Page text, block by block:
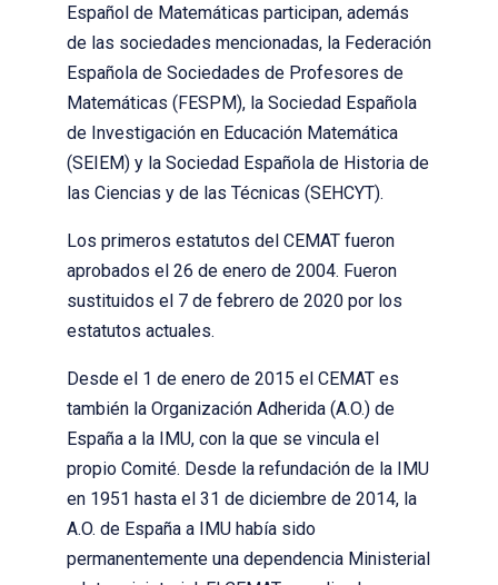
Español de Matemáticas participan, además
de las sociedades mencionadas, la Federación
Española de Sociedades de Profesores de
Matemáticas (FESPM), la Sociedad Española
de Investigación en Educación Matemática
(SEIEM) y la Sociedad Española de Historia de
las Ciencias y de las Técnicas (SEHCYT).
Los primeros estatutos del CEMAT fueron
aprobados el 26 de enero de 2004. Fueron
sustituidos el 7 de febrero de 2020 por los
estatutos actuales.
Desde el 1 de enero de 2015 el CEMAT es
también la Organización Adherida (A.O.) de
España a la IMU, con la que se vincula el
propio Comité. Desde la refundación de la IMU
en 1951 hasta el 31 de diciembre de 2014, la
A.O. de España a IMU había sido
permanentemente una dependencia Ministerial